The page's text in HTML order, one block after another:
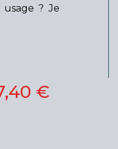
? Je
€